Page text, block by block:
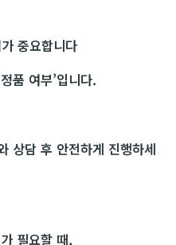
중요합니다
품 여부’입니다.
상담 후 안전하게 진행하세
필요할 때,